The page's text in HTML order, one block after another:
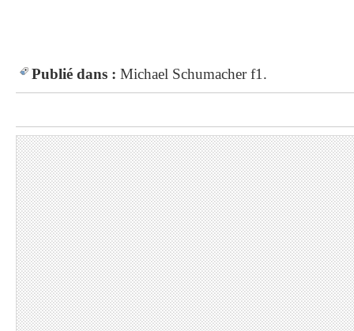
Publié dans : Michael Schumacher f1.